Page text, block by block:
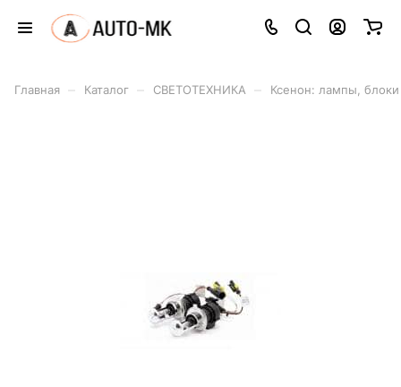
Главная Каталог СВЕТОТЕХНИКА Ксенон: лампы,